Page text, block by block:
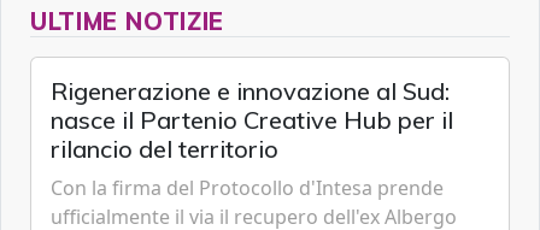
ULTIME NOTIZIE
Rigenerazione e innovazione al Sud:
nasce il Partenio Creative Hub per il
rilancio del territorio
Con la firma del Protocollo d'Intesa prende
ufficialmente il via il recupero dell'ex Albergo